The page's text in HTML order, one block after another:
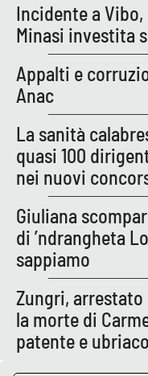
Incidente a
Minasi investita
Appalti e
Anac
La sanità
quasi 100
nei nuovi
Giuliana
di ’ndrangheta
sappiamo
Zungri,
la morte di
patente e ubriaco